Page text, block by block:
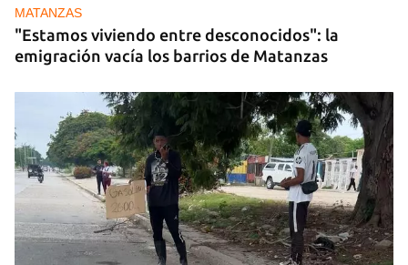
MATANZAS
"Estamos viviendo entre desconocidos": la
emigración vacía los barrios de Matanzas